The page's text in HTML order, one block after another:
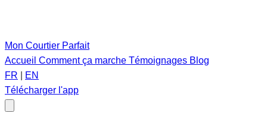
Mon Courtier Parfait
Accueil Comment ça marche Témoignages Blog
FR
EN
Télécharger l'app